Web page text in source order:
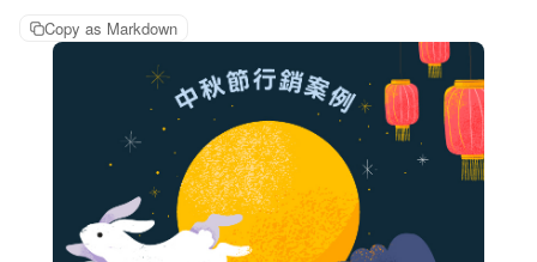
Copy as Markdown